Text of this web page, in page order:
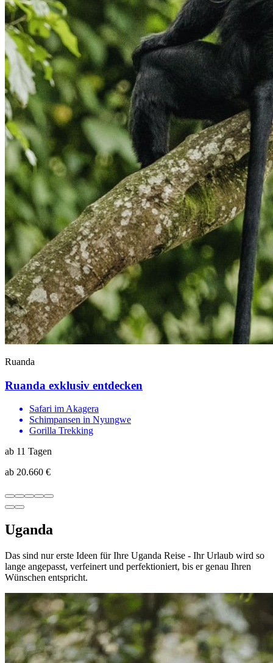
Ruanda
Ruanda exklusiv entdecken
Safari im Akagera
Schimpansen in Nyungwe
Gorilla Trekking
ab 11 Tagen
ab 20.660 €
Uganda
Das sind nur erste Ideen für Ihre Uganda Reise - Ihr Urlaub wird so
lange angepasst, verfeinert und perfektioniert, bis er genau Ihren
Wünschen entspricht.